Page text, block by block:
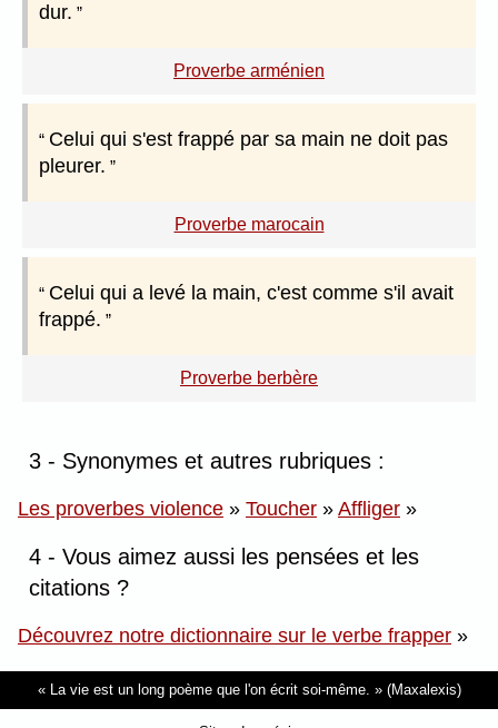
dur.
Proverbe arménien
Celui qui s'est frappé par sa main ne doit pas
pleurer.
Proverbe marocain
Celui qui a levé la main, c'est comme s'il avait
frappé.
Proverbe berbère
3 - Synonymes et autres rubriques :
Les proverbes violence » Toucher » Affliger »
4 - Vous aimez aussi les pensées et les
citations ?
Découvrez notre dictionnaire sur le verbe frapper »
La vie est un long poème que l'on écrit soi-même. (Maxalexis)